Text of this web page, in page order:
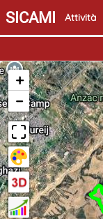
SICAMI Attività
+
−